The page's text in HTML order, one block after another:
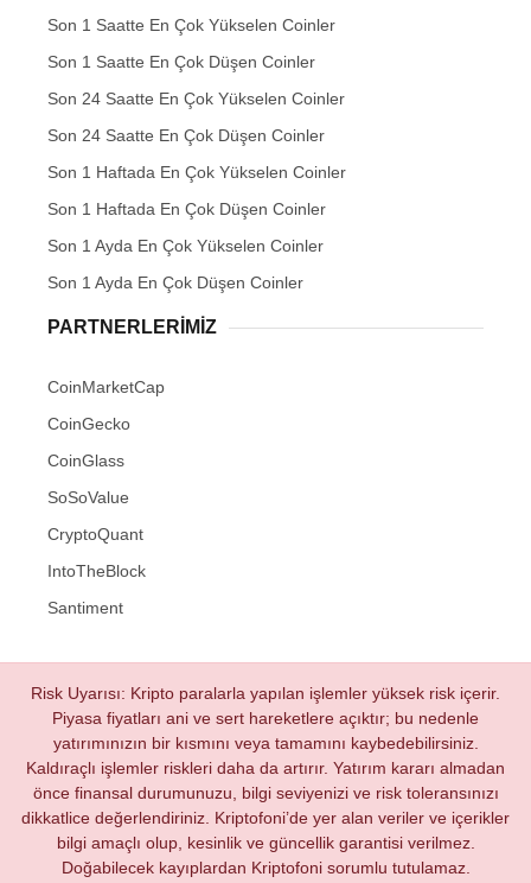
Son 1 Saatte En Çok Yükselen Coinler
Son 1 Saatte En Çok Düşen Coinler
Son 24 Saatte En Çok Yükselen Coinler
Son 24 Saatte En Çok Düşen Coinler
Son 1 Haftada En Çok Yükselen Coinler
Son 1 Haftada En Çok Düşen Coinler
Son 1 Ayda En Çok Yükselen Coinler
Son 1 Ayda En Çok Düşen Coinler
PARTNERLERIMIZ
CoinMarketCap
CoinGecko
CoinGlass
SoSoValue
CryptoQuant
IntoTheBlock
Santiment
Risk Uyarısı: Kripto paralarla yapılan işlemler yüksek risk içerir.
Piyasa fiyatları ani ve sert hareketlere açıktır; bu nedenle
yatırımınızın bir kısmını veya tamamını kaybedebilirsiniz.
Kaldıraçlı işlemler riskleri daha da artırır. Yatırım kararı almadan
önce finansal durumunuzu, bilgi seviyenizi ve risk toleransınızı
dikkatlice değerlendiriniz. Kriptofoni’de yer alan veriler ve içerikler
bilgi amaçlı olup, kesinlik ve güncellik garantisi verilmez.
Doğabilecek kayıplardan Kriptofoni sorumlu tutulamaz.